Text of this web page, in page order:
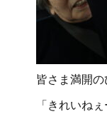
皆さま満開の
「きれいねぇ